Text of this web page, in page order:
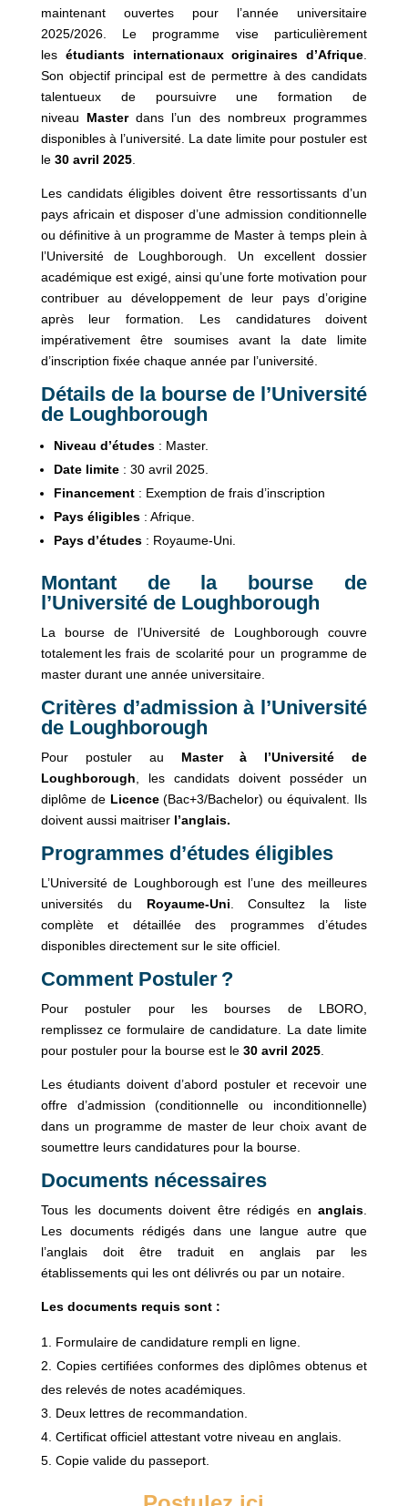
maintenant ouvertes pour l’année universitaire
2025/2026. Le programme vise particulièrement
les étudiants internationaux originaires d’Afrique
Son objectif principal est de permettre à des candidats
talentueux de poursuivre une formation de
niveau Masterdans l’un des nombreux programmes
disponibles à l’université. La date limite pour postuler est
le 30 avril 2025.
Les candidats éligibles doivent être ressortissants d’un
pays africain et disposer d’une admission conditionnelle
ou définitive à un programme de Master à temps plein à
l’Université de Loughborough. Un excellent dossier
académique est exigé, ainsi qu’une forte motivation pour
contribuer au développement de leur pays d’origine
après leur formation. Les candidatures doivent
impérativement être soumises avant la date limite
d’inscription fixée chaque année par l’université.
Détails de la bourse de l’Université
de Loughborough
Niveau d’études: Master.
Date limite: 30 avril 2025.
Financement: Exemption de frais d’inscription
Pays éligibles: Afrique.
Pays d’études: Royaume-Uni.
Montant de la bourse de
l’Université de Loughborough
La bourse de l’Université de Loughborough couvre
totalement les frais de scolarité pour un programme de
master durant une année universitaire.
Critères d’admission à l’Université
de Loughborough
Pour postuler au Master à l’Université de
Loughborough , les candidats doivent posséder un
diplôme de Licence(Bac+3/Bachelor) ou équivalent. Ils
doivent aussi maitriser l’anglais.
Programmes d’études éligibles
L’Université de Loughborough est l’une des meilleures
universités du Royaume-Uni . Consultez la liste
complète et détaillée des programmes d’études
disponibles directement sur le site officiel.
Comment Postuler ?
Pour postuler pour les bourses de LBORO,
remplissez ce formulaire de candidature. La date limite
pour postuler pour la bourse est le 30 avril 2025.
Les étudiants doivent d’abord postuler et recevoir une
offre d’admission (conditionnelle ou inconditionnelle)
dans un programme de master de leur choix avant de
soumettre leurs candidatures pour la bourse.
Documents nécessaires
Tous les documents doivent être rédigés enanglais
Les documents rédigés dans une langue autre que
l’anglais doit être traduit en anglais par les
établissements qui les ont délivrés ou par un notaire.
Les documents requis sont :
Formulaire de candidature rempli en ligne.
Copies certifiées conformes des diplômes obtenus et
des relevés de notes académiques.
Deux lettres de recommandation.
Certificat officiel attestant votre niveau en anglais.
Copie valide du passeport.